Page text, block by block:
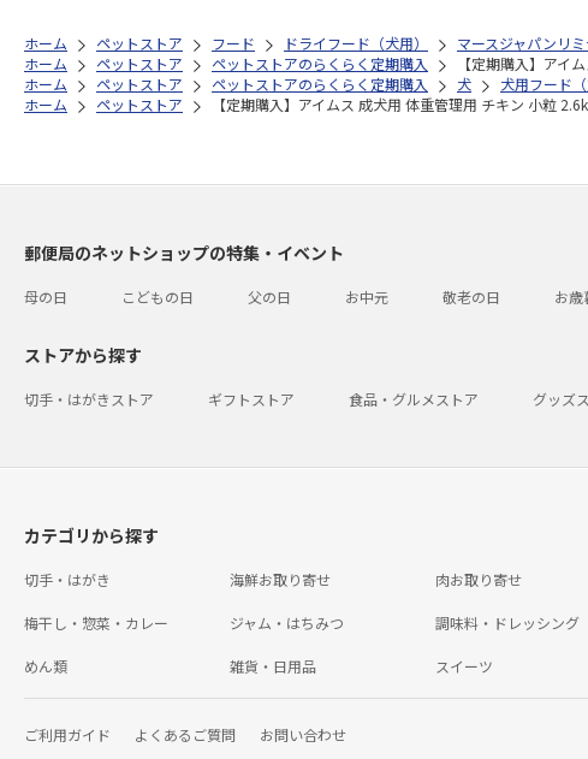
ホーム ペットストア フード ドライフード（犬用） マースジャパンリ
ホーム
ペットストア ペットストアのらくらく定期購入
【定期購入】アイ
ホーム
ペットストア ペットストアのらくらく定期購入 犬 犬用フード（
ホーム
ペットストア 【定期購入】アイムス 成犬用 体重管理用 チキン 小粒
郵便局のネットショップの特集・イベント
母の日 こどもの日 父の日 お中元 敬老の日 お歳
ストアから探す
切手・はがきストア ギフトストア 食品・グルメストア グッズ
カテゴリから探す
切手・はがき 海鮮お取り寄せ 肉お取り寄せ
梅干し・惣菜・カレー ジャム・はちみつ 調味料・ドレッシング
めん類 雑貨・日用品 スイーツ
ご利用ガイド よくあるご質問 お問い合わせ